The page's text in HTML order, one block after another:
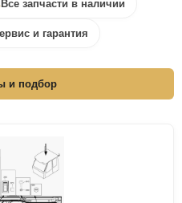
Все запчасти в наличии
и гарантия
и подбор